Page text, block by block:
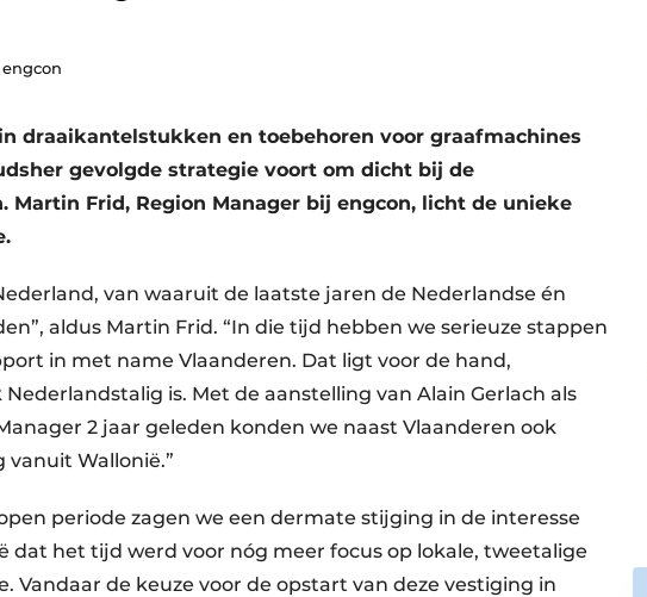
draaikantelstukken en toebehoren voor graafmachines
gevolgde strategie voort om dicht bij de
Frid, Region Manager bij engcon, licht de unieke
van waaruit de laatste jaren de Nederlandse én
aldus Martin Frid. “In die tijd hebben we serieuze stappen
in met name Vlaanderen. Dat ligt voor de hand,
is. Met de aanstelling van Alain Gerlach als
2 jaar geleden konden we naast Vlaanderen ook
Wallonië.”
periode zagen we een dermate stijging in de interesse
dat het tijd werd voor nóg meer focus op lokale, tweetalige
Vandaar de keuze voor de opstart van deze vestiging in